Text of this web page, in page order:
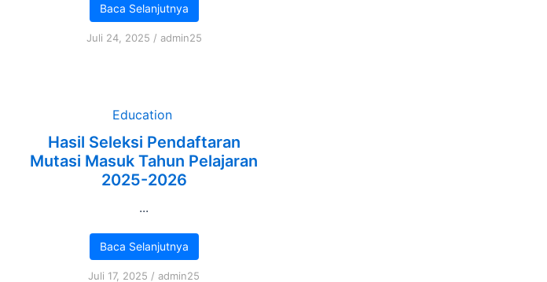
Baca Selanjutnya
Juli 24, 2025 / admin25
Education
Hasil Seleksi Pendaftaran
Mutasi Masuk Tahun Pelajaran
2025-2026
...
Baca Selanjutnya
Juli 17, 2025 / admin25